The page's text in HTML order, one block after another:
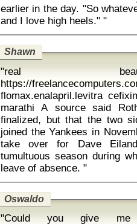
earlier in the day. "So
and I love high heels." "
Shawn
"real
https://
flomax.enalapril.levitra
marathi A source said Rothschild's contract had not yet been
finalized, but that the two
joined the Yankees in
take over for Dave
tumultuous season during
leave of absence. "
Oswaldo
"Could you give me